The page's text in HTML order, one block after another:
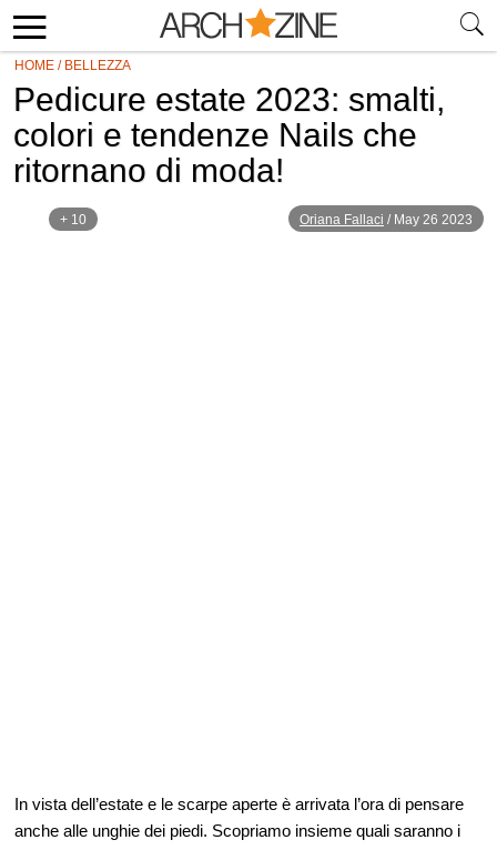
HOME / BELLEZZA
Pedicure estate 2023: smalti,
colori e tendenze Nails che
ritornano di moda!
+ 10 Oriana Fallaci / May 26 2023
In vista dell’estate e le scarpe aperte è arrivata l’ora di pensare
anche alle unghie dei piedi. Scopriamo insieme quali saranno i